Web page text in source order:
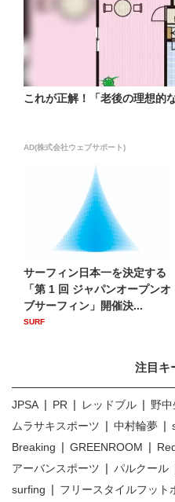
これが正解！「老後の理想的
AD(株式会社ウェブサポート)
サーフィン日本一を決定する
「第 1 回 ジャパンオープンオ
ブサーフィン」開催決...
SURF
注目キ
JPSA PR レッドブル 野
ムラサキスポーツ
中村輪夢
Breaking
GREENROOM
アーバンスポーツ
パルクール
surfing
フリースタイルフット